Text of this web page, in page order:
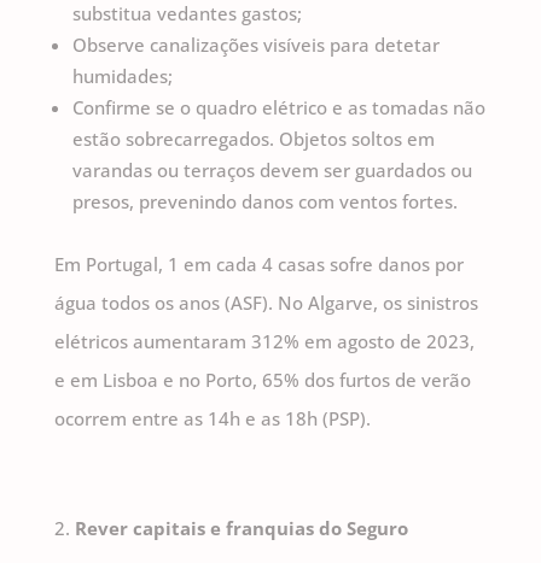
substitua vedantes gastos;
Observe canalizações visíveis para detetar
humidades;
Confirme se o quadro elétrico e as tomadas não
estão sobrecarregados. Objetos soltos em
varandas ou terraços devem ser guardados ou
presos, prevenindo danos com ventos fortes.
Em Portugal, 1 em cada 4 casas sofre danos por
água todos os anos (ASF). No Algarve, os sinistros
elétricos aumentaram 312% em agosto de 2023,
e em Lisboa e no Porto, 65% dos furtos de verão
ocorrem entre as 14h e as 18h (PSP).
Rever capitais e franquias do Seguro